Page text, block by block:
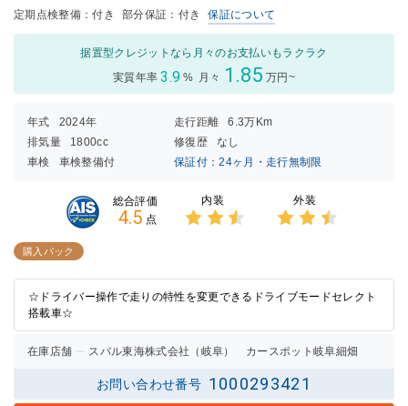
定期点検整備：付き 部分保証：付き 保証について
据置型クレジットなら月々のお支払いもラクラク
実質年率 3.9 % 月々 1.85 万円~
年式 2024年 走行距離
6.3万Km
排気量
1800cc 修復歴
なし
車検
車検整備付 保証付：24ヶ月・走行無制限
総合評価
4.5 点
内装 外装
購入パック
☆ドライバー操作で走りの特性を変更できるドライブモードセレクト
搭載車☆
在庫店舗 スバル東海株式会社（岐阜） カースポット岐阜細畑
お問い合わせ番号 1000293421